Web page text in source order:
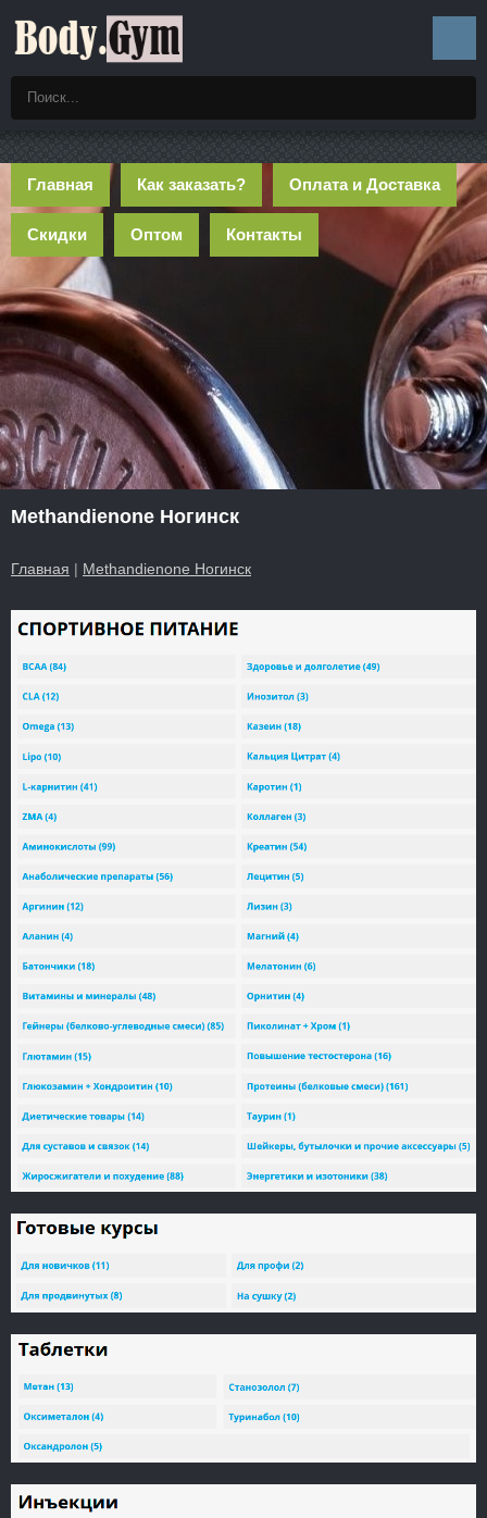
Главная Как заказать? Оплата и Доставка
Скидки Оптом Контакты
Methandienone Ногинск
Главная | Methandienone Ногинск